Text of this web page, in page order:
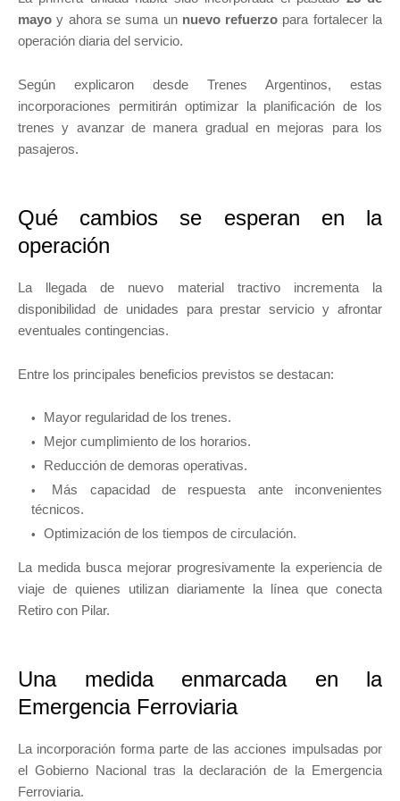
mayo y ahora se suma un nuevo refuerzo para fortalecer la
operación diaria del servicio.
Según explicaron desde Trenes Argentinos, estas
incorporaciones permitirán optimizar la planificación de los
trenes y avanzar de manera gradual en mejoras para los
pasajeros.
Qué cambios se esperan en la
operación
La llegada de nuevo material tractivo incrementa la
disponibilidad de unidades para prestar servicio y afrontar
eventuales contingencias.
Entre los principales beneficios previstos se destacan:
Mayor regularidad de los trenes.
Mejor cumplimiento de los horarios.
Reducción de demoras operativas.
Más capacidad de respuesta ante inconvenientes
técnicos.
Optimización de los tiempos de circulación.
La medida busca mejorar progresivamente la experiencia de
viaje de quienes utilizan diariamente la línea que conecta
Retiro con Pilar.
Una medida enmarcada en la
Emergencia Ferroviaria
La incorporación forma parte de las acciones impulsadas por
el Gobierno Nacional tras la declaración de la Emergencia
Ferroviaria.